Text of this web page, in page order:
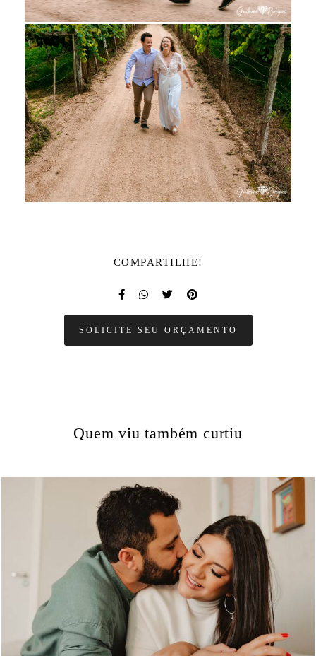
COMPARTILHE!
SOLICITE SEU ORÇAMENTO
Quem viu também curtiu
1186